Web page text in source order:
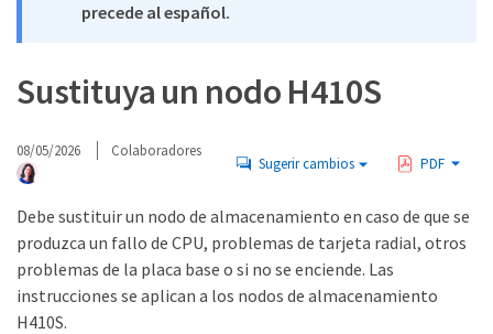
precede al español.
Sustituya un nodo H410S
08/05/2026 Colaboradores
Sugerir cambios PDF
Debe sustituir un nodo de almacenamiento en caso de que se
produzca un fallo de CPU, problemas de tarjeta radial, otros
problemas de la placa base o si no se enciende. Las
instrucciones se aplican a los nodos de almacenamiento
H410S.